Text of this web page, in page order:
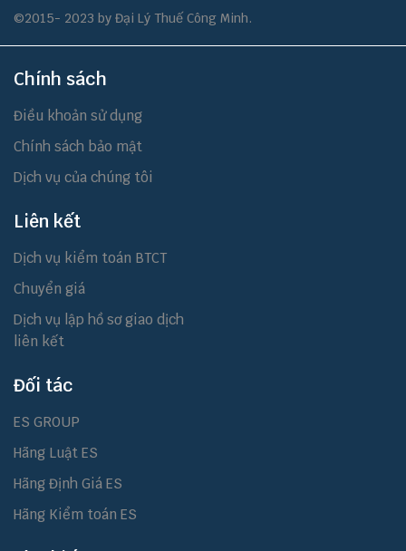
©2015- 2023 by Đại Lý Thuế Công Minh.
Chính sách
Điều khoản sử dụng
Chính sách bảo mật
Dịch vụ của chúng tôi
Liên kết
Dịch vụ kiểm toán BTCT
Chuyển giá
Dịch vụ lập hồ sơ giao dịch
liên kết
Đối tác
ES GROUP
Hãng Luật ES
Hãng Định Giá ES
Hãng Kiểm toán ES